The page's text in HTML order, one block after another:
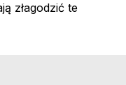
złagodzić te